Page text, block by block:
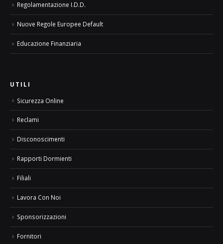
Regolamentazione I.D.D.
Nuove Regole Europee Default
Educazione Finanziaria
UTILI
Sicurezza Online
Reclami
Disconoscimenti
Rapporti Dormienti
Filiali
Lavora Con Noi
Sponsorizzazioni
Fornitori